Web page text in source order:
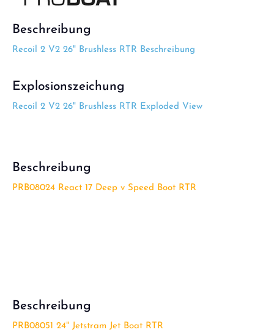
Beschreibung
Recoil 2 V2 26" Brushless RTR Beschreibung
Explosionszeichung
Recoil 2 V2 26" Brushless RTR Exploded View
Beschreibung
PRB08024 React 17 Deep v Speed Boot RTR
Beschreibung
PRB08051 24" Jetstram Jet Boat RTR